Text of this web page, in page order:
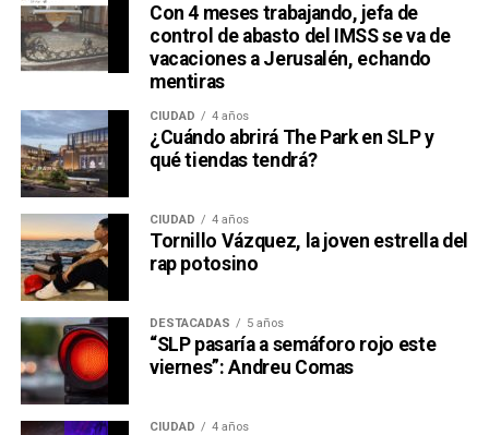
Con 4 meses trabajando, jefa de
control de abasto del IMSS se va de
vacaciones a Jerusalén, echando
mentiras
CIUDAD 4 años
¿Cuándo abrirá The Park en SLP y
qué tiendas tendrá?
CIUDAD 4 años
Tornillo Vázquez, la joven estrella del
rap potosino
DESTACADAS 5 años
“SLP pasaría a semáforo rojo este
viernes”: Andreu Comas
CIUDAD 4 años